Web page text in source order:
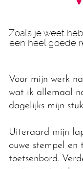
Zoals je weet
een heel goede
Voor mijn werk
wat ik allemaal
dagelijks mijn
Uiteraard mijn
ouwe stempel en
toetsenbord.